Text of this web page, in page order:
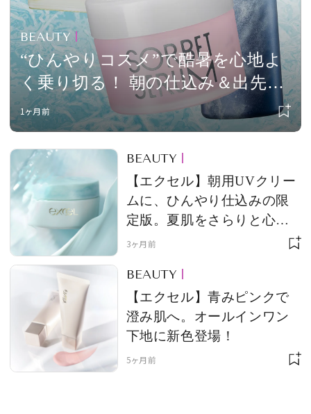
めます。
ログイン・新規会員登録
FOLLOW US
MAGAZINE
SPUR 2026 JULY
2026年9月号
2026-07-23発売
BEAUTY
“ひんやりコスメ”で酷暑を心地よ
く乗り切る！ 朝の仕込み＆出先の
「追い冷感」で1日中涼しげに
1ヶ月前
BEAUTY
【エクセル】朝用UVクリー
ムに、ひんやり仕込みの限
定版。夏肌をさらりと心地
よく
3ヶ月前
BEAUTY
【エクセル】青みピンクで
澄み肌へ。オールインワン
下地に新色登場！
5ヶ月前